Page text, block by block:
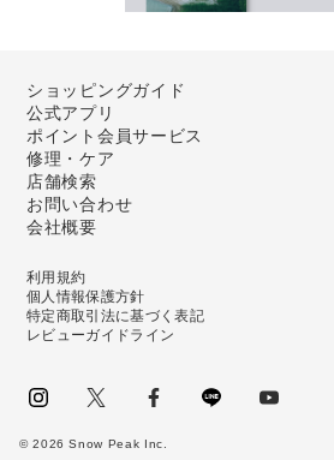
ショッピングガイド
公式アプリ
ポイント会員サービス
修理・ケア
店舗検索
お問い合わせ
会社概要
利用規約
個人情報保護方針
特定商取引法に基づく表記
レビューガイドライン
©2026 Snow Peak Inc.